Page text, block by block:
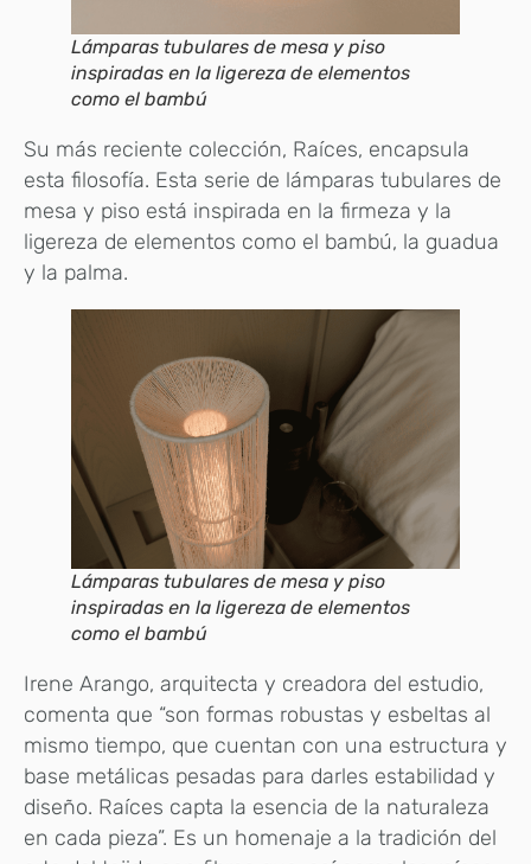
Lámparas tubulares de mesa y piso
inspiradas en la ligereza de elementos
como el bambú
Su más reciente colección, Raíces, encapsula
esta filosofía. Esta serie de lámparas tubulares de
mesa y piso está inspirada en la firmeza y la
ligereza de elementos como el bambú, la guadua
y la palma.
Lámparas tubulares de mesa y piso
inspiradas en la ligereza de elementos
como el bambú
Irene Arango, arquitecta y creadora del estudio,
comenta que “son formas robustas y esbeltas al
mismo tiempo, que cuentan con una estructura y
base metálicas pesadas para darles estabilidad y
diseño. Raíces capta la esencia de la naturaleza
en cada pieza”. Es un homenaje a la tradición del